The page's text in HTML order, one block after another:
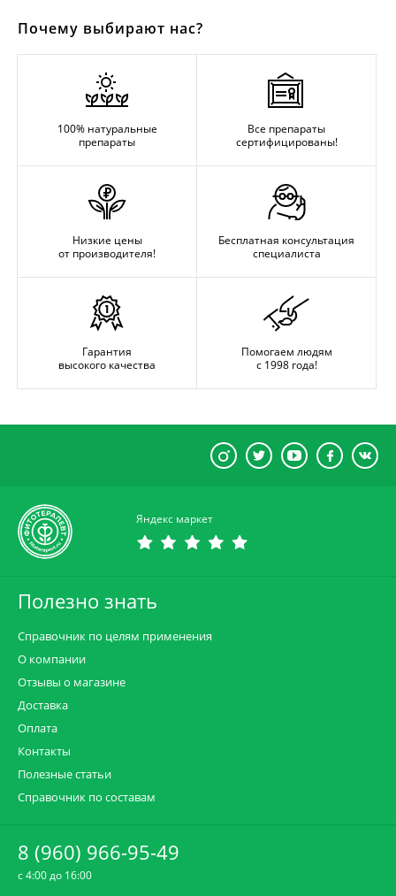
Почему выбирают нас?
100% натуральные
препараты
Все препараты
сертифицированы!
Низкие цены
от производителя!
Бесплатная консультация
специалиста
Гарантия
высокого качества
Помогаем людям
с 1998 года!
Яндекс маркет
Полезно знать
Справочник по целям применения
О компании
Отзывы о магазине
Доставка
Оплата
Контакты
Полезные статьи
Справочник по составам
8 (960) 966-95-49
c 4:00 до 16:00